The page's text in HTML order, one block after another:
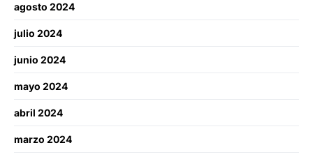
agosto 2024
julio 2024
junio 2024
mayo 2024
abril 2024
marzo 2024